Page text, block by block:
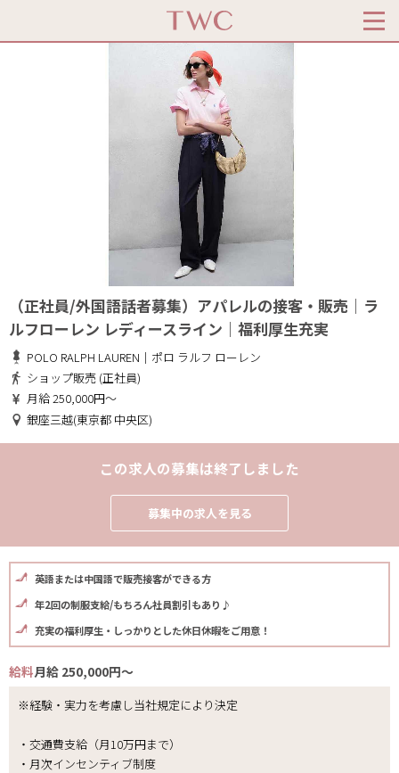
（正社員/外国語話者募集）アパレルの接客・販売｜ラ
ルフローレン レディースライン｜福利厚生充実
POLO RALPH LAUREN｜ポロ ラルフ ローレン
ショップ販売 (正社員)
月給 250,000円～
銀座三越(東京都 中央区)
この求人の募集は終了しました
募集中の求人を見る
英語または中国語で販売接客ができる方
年2回の制服支給/もちろん社員割引もあり♪
充実の福利厚生・しっかりとした休日休暇をご用意！
給料月給 250,000円～
※経験・実力を考慮し当社規定により決定
・交通費支給（月10万円まで）
・月次インセンティブ制度